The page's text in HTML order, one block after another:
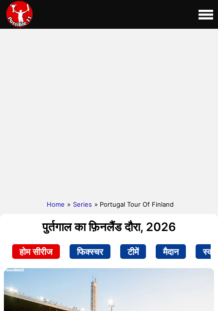
Home » Series » Portugal Tour Of Finland
पुर्तगाल का फ़िनलैंड दौरा, 2026
होम सीरीज फिक्स्चर टीमें मैदान